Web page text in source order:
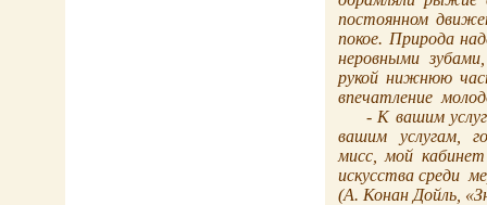
постоянном
покое. Природа
неровными зубами,
рукой нижнюю
впечатление
- К вашим
вашим
услугам,
мисс, мой
искусства среди
(А. Конан Дойль,